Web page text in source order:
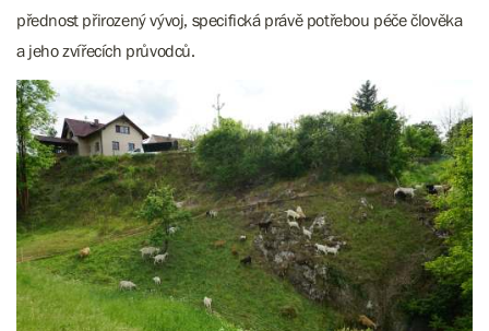
přednost přirozený vývoj, specifická právě potřebou péče člověka
a jeho zvířecích průvodců.